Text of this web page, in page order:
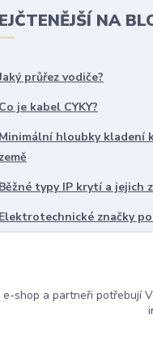
NA
průřez vodiče?
Co je kabel CYKY?
Minimální hloubky kladení
země
Běžné typy IP krytí a jejich
Elektrotechnické značky
e-shop a partneři potřebují